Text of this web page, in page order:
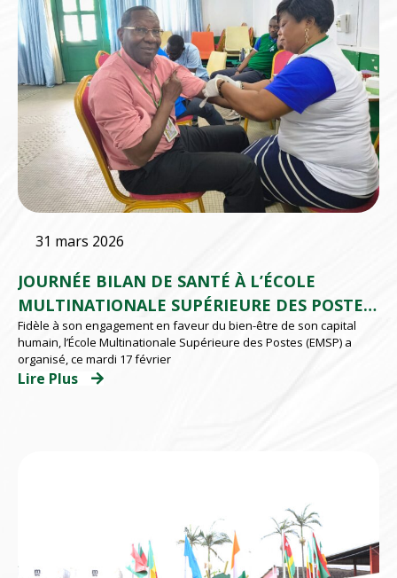
31 mars 2026
JOURNÉE BILAN DE SANTÉ À L’ÉCOLE
MULTINATIONALE SUPÉRIEURE DES POSTES
(EMSP) D’ABIDJAN
Fidèle à son engagement en faveur du bien-être de son capital
humain, l’École Multinationale Supérieure des Postes (EMSP) a
organisé, ce mardi 17 février
Lire Plus